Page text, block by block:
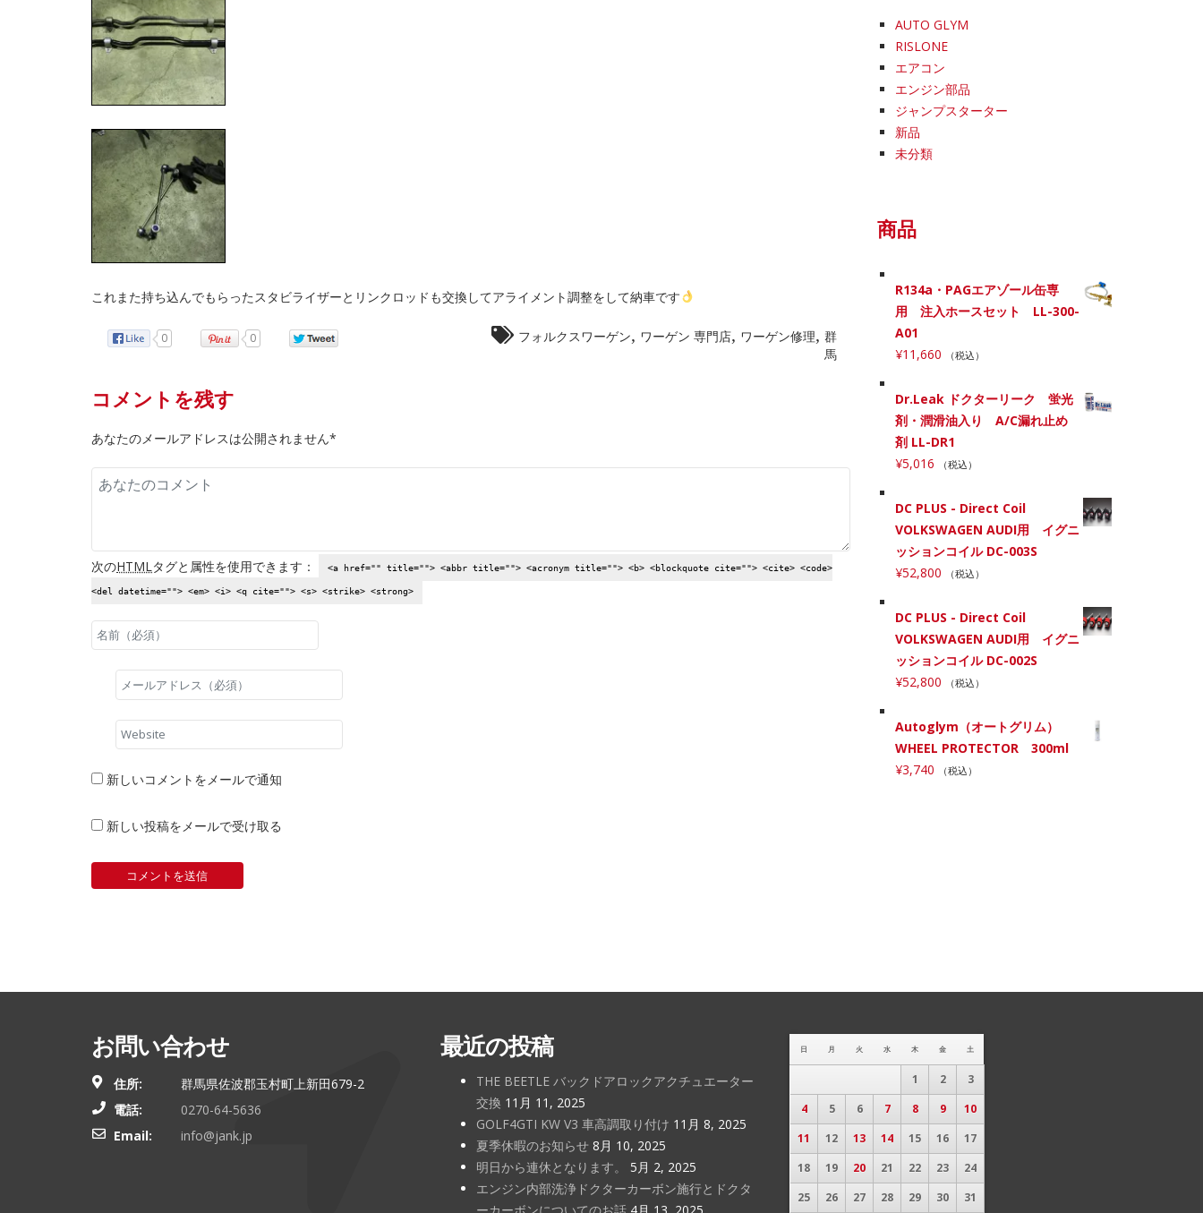
これまた持ち込んでもらったスタビライザーとリンクロッドも交換してアライメント調整をして納車です
0 0 フォルクスワーゲン ワーゲン 専門店, ワーゲン修理 群
馬
コメントを残す
あなたのメールアドレスは公開されません*
次のHTML タグと属性を使用できます： <a href="" title=""> <abbr title=""> <acronym title=""> <b> <blockquote cite=""> <cite> <code>
<del datetime=""> <em> <i> <q cite=""> <s> <strike> <strong>
新しいコメントをメールで通知
新しい投稿をメールで受け取る
AUTO GLYM
RISLONE
エアコン
エンジン部品
ジャンプスターター
新品
未分類
商品
R134a・PAGエアゾール缶専
用 注入ホースセット LL-300-
A01
¥11,660 （税込）
Dr.Leak ドクターリーク 蛍光
剤・潤滑油入り A/C漏れ止め
剤 LL-DR1
¥5,016 （税込）
DC PLUS - Direct Coil
VOLKSWAGEN AUDI用 イグニ
ッションコイル DC-003S
¥52,800 （税込）
DC PLUS - Direct Coil
VOLKSWAGEN AUDI用 イグニ
ッションコイル DC-002S
¥52,800 （税込）
Autoglym（オートグリム）
WHEEL PROTECTOR 300ml
¥3,740 （税込）
お問い合わせ
住所:
群馬県佐波郡玉村町上新田679-2
電話:
0270-64-5636
Email:
info@jank.jp
最近の投稿
THE BEETLE バックドアロックアクチュエーター
交換 11月 11, 2025
GOLF4GTI KW V3 車高調取り付け 11月 8, 2025
夏季休暇のお知らせ 8月 10, 2025
明日から連休となります。
5月 2, 2025
エンジン内部洗浄ドクターカーボン施行とドクタ
日 月 火 水 木 金 土
1 2
3
4
5 6 7 8 9
10
11
12 13 14 15 16
17
18
19 20 21 22 23
24
25
26 27 28 29 30 31